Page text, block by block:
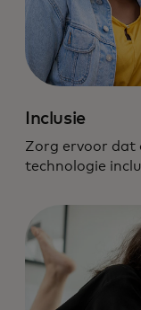
Inclusie
Zorg ervoor dat
technologie